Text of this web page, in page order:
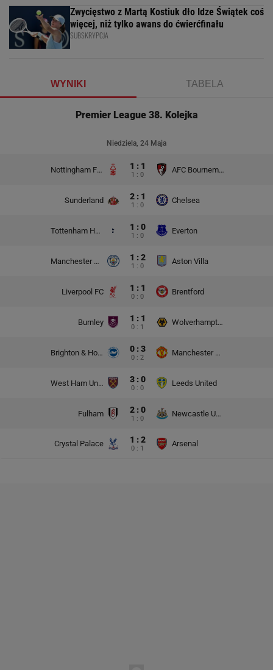
Zwycięstwo z Martą Kostiuk dło Idze Świątek coś
więcej, niż tylko awans do ćwierćfinału
SUBSKRYPCJA
WYNIKI TABELA
Premier League 38. Kolejka
Niedziela, 24 Maja
Nottingham Forest 1 : 1
1 : 0
AFC Bournemouth
Sunderland 2 : 1
1 : 0
Chelsea
Tottenham Hotspur 1 : 0
1 : 0
Everton
Manchester City 1 : 2
1 : 0
Aston Villa
Liverpool FC 1 : 1
0 : 0
Brentford
Burnley 1 : 1
0 : 1
Wolverhampton Wanderers
Brighton & Hove Albion 0 : 3
0 : 2
Manchester United
West Ham United 3 : 0
0 : 0
Leeds United
Fulham 2 : 0
1 : 0
Newcastle United
Crystal Palace 1 : 2
0 : 1
Arsenal